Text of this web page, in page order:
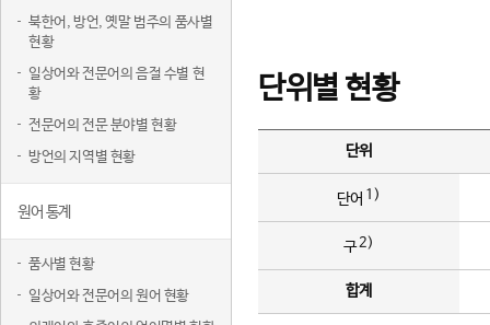
북한어, 방언, 옛말 범주의 품사별
현황
일상어와 전문어의 음절 수별 현
황
전문어의 전문 분야별 현황
방언의 지역별 현황
원어 통계
품사별 현황
일상어와 전문어의 원어 현황
단위별 현황
단위
단어 1)
구2)
합계